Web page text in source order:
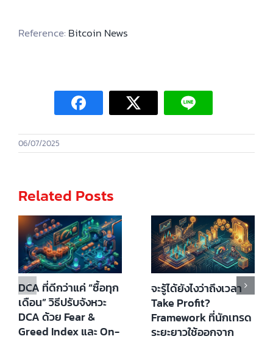
Reference: Bitcoin News
06/07/2025
Related Posts
DCA ที่ดีกว่าแค่ “ซื้อทุก
เดือน” วิธีปรับจังหวะ
DCA ด้วย Fear &
Greed Index และ On-
จะรู้ได้ยังไงว่าถึงเวลา
Take Profit?
Framework ที่นักเทรด
ระยะยาวใช้ออกจาก